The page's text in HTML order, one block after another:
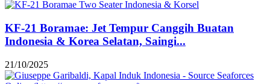
KF-21 Boramae: Jet Tempur Canggih Buatan
Indonesia & Korea Selatan, Saingi...
21/10/2025